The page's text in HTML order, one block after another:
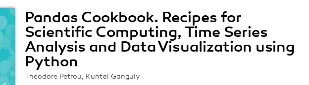
Pandas Cookbook. Recipes for
Scientific Computing, Time Series
Analysis and Data Visualization using
Python
Theodore Petrou, Kuntal Ganguly